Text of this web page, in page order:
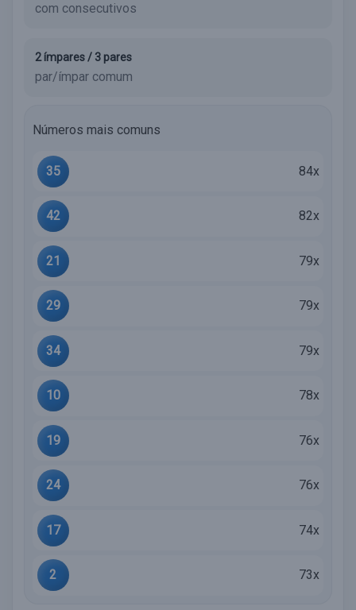
com consecutivos
2 ímpares / 3 pares
par/ímpar comum
Números mais comuns
35 84x
42 82x
21 79x
29 79x
34 79x
10 78x
19 76x
24 76x
17 74x
2 73x